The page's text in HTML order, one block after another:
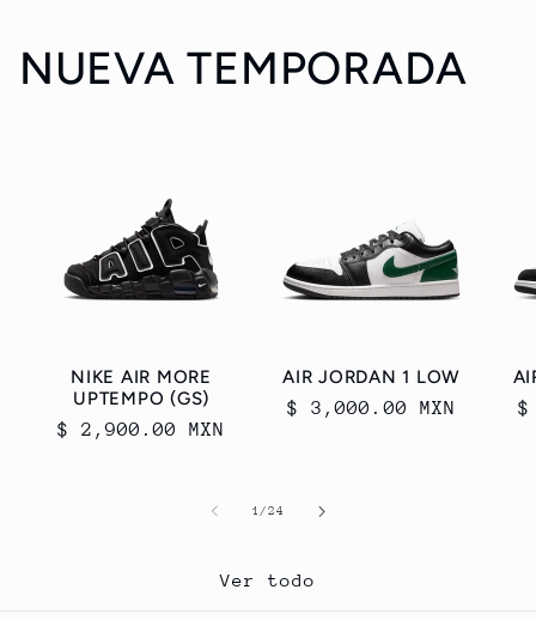
NUEVA TEMPORADA
NIKE AIR MORE
UPTEMPO (GS)
Precio
$ 2,900.00 MXN
AIR JORDAN 1 LOW
Precio
$ 3,000.00 MXN $
1/de
24
Ver todo